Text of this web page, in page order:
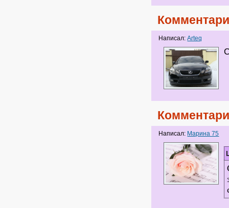
Написал:Arteq
Написал: Марина 75